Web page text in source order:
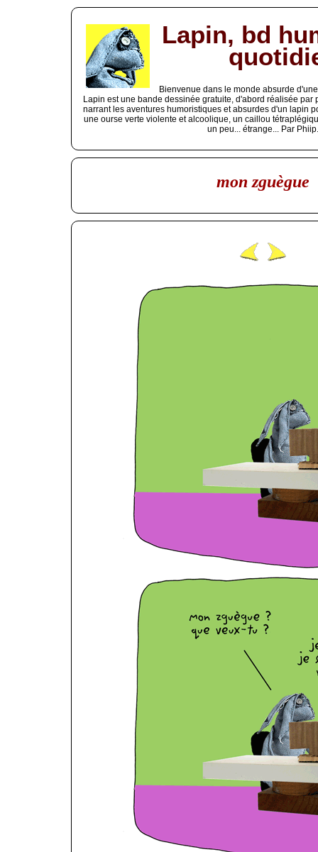
Lapin, bd
Bienvenue dans le monde absurde
Lapin est une bande dessinée gratuite, d'abord réalisée par
narrant les aventures humoristiques et absurdes d'un lapin
une ourse verte violente et alcoolique, un caillou
un peu... étrange... Par Phiip.
mon zguègue